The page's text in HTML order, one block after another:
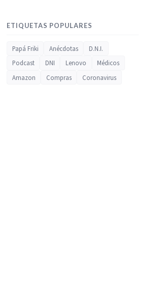
ETIQUETAS POPULARES
Papá Friki Anécdotas
D.N.I.
Podcast
DNI Lenovo
Médicos
Amazon
Compras Coronavirus